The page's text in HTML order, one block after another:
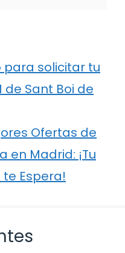
para solicitar tu
de Sant Boi de
Ofertas de
en Madrid: ¡Tu
Espera!